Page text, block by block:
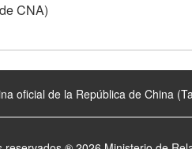
CNA)
oficial de la República de China